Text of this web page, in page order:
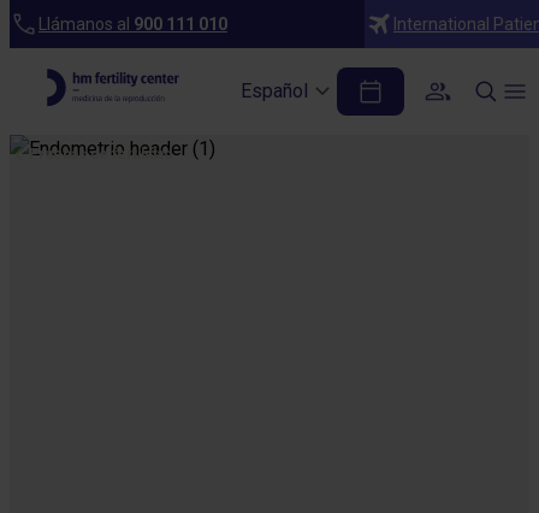
Llámanos al 900 111 010 International
Español
Pruebas de fertilidad